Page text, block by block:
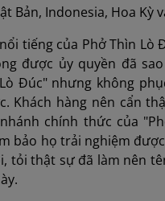
Bản, Indonesia, Hoa Kỳ
tiếng của Phở Thìn Lò
được ủy quyền đã
Đúc" nhưng không
Khách hàng nên cẩn
chính thức của
bảo họ trải nghiệm
tỏi thật sự đã làm nên